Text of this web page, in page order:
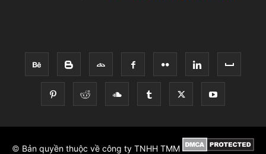
© Bản quyền thuộc về công ty TNHH TMM